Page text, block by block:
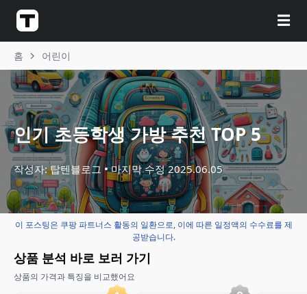
☰
홈 어린이
인기 초등학생 가방 추천 TOP 5
작성자: 탑텐블로그 마지막 수정2025.06.05
이 포스팅은 쿠팡 파트너스 활동의 일환으로, 이에 따른 일정액의 수수료를 제
공받습니다.
상품 분석 바로 보러 가기
상품의 가격과 특징을 비교했어요